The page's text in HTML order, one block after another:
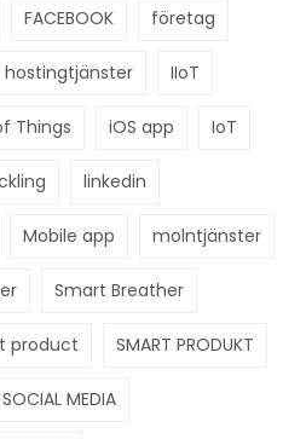
FACEBOOK företag
hostingtjänster IIoT
Things iOS app IoT
linkedin
Mobile app molntjänster
Smart Breather
product SMART PRODUKT
SOCIAL MEDIA